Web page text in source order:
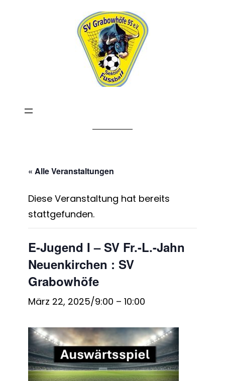
« Alle Veranstaltungen
Diese Veranstaltung hat bereits
stattgefunden.
E-Jugend I – SV Fr.-L.-Jahn
Neuenkirchen : SV
Grabowhöfe
März 22, 2025/9:00 – 10:00